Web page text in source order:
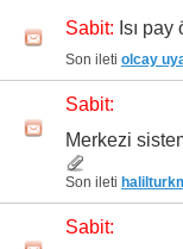
Sabit: Isı pay
Son ileti olcay
Sabit:
Merkezi
Son ileti
Sabit: